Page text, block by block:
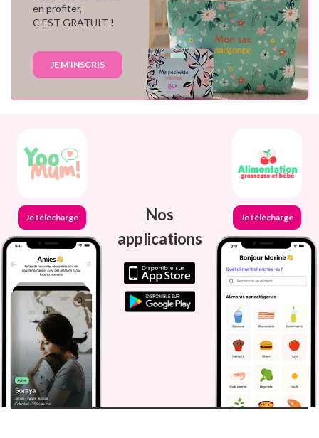
en profiter,
C'EST GRATUIT !
JE M'INSCRIS
Je télécharge
Nos
applications
Je télécharge